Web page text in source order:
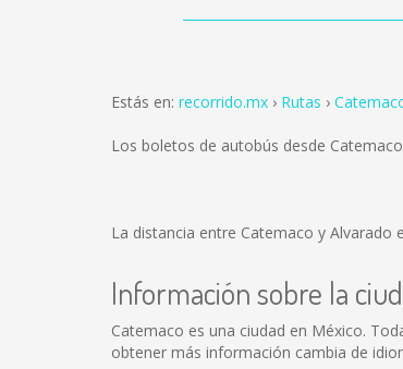
Estás en: recorrido.mx Rutas
Los boletos de autobús desde
La distancia entre Catemaco y Alvarado
Información sobre la
Catemaco es una ciudad en México.
obtener más información cambia de